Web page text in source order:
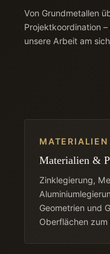
Von Grundmetallen
Projektkoordination
unsere Arbeit am
MATERIALIEN
Materialien &
Zinklegierung,
Geometrien und
Oberflächen